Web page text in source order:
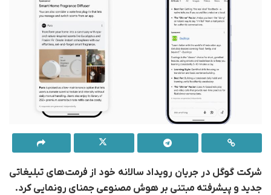
شرکت گوگل در جریان رویداد سالانه خود از فرمت‌های تبلیغاتی
جدید و پیشرفته مبتنی بر هوش مصنوعی جمنای رونمایی کرد.